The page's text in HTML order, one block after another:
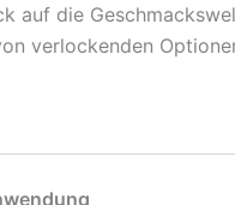
auf die
verlockenden